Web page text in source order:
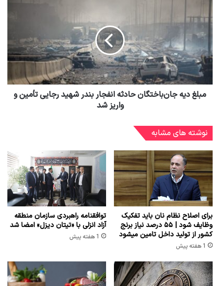
مبلغ دیه جان‌باختگان حادثه انفجار بندر شهید رجایی تأمین و
واریز شد
نوشته های مشابه
برای اصلاح نظام نان باید تفکیک
وظایف شود | ۵۵ درصد نیاز برنج
کشور از تولید داخل تامین میشود
1 هفته پیش
توافقنامه راهبردی سازمان منطقه
آزاد انزلی با «تیتان دیزل» امضا شد
1 هفته پیش